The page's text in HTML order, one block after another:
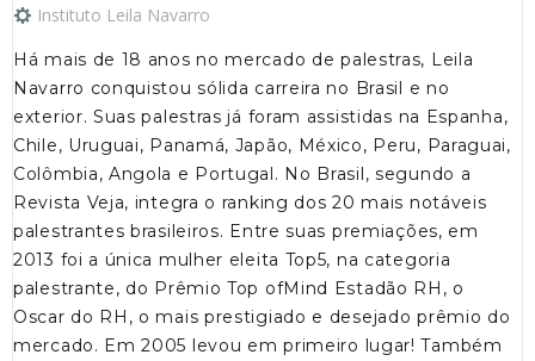
Instituto Leila Navarro
Há mais de 18 anos no mercado de palestras, Leila
Navarro conquistou sólida carreira no Brasil e no
exterior. Suas palestras já foram assistidas na Espanha,
Chile, Uruguai, Panamá, Japão, México, Peru, Paraguai,
Colômbia, Angola e Portugal. No Brasil, segundo a
Revista Veja, integra o ranking dos 20 mais notáveis
palestrantes brasileiros. Entre suas premiações, em
2013 foi a única mulher eleita Top5, na categoria
palestrante, do Prêmio Top ofMind Estadão RH, o
Oscar do RH, o mais prestigiado e desejado prêmio do
mercado. Em 2005 levou em primeiro lugar! Também